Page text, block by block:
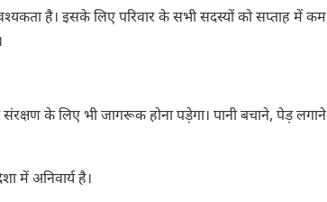
है। इसके लिए परिवार के सभी सदस्यों को सप्ताह में कम
के लिए भी जागरूक होना पड़ेगा। पानी बचाने, पेड़ लगाने
में अनिवार्य है।